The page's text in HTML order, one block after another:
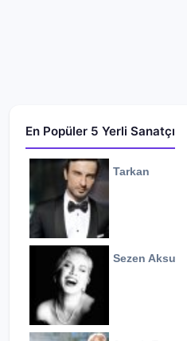
En Popüler 5 Yerli Sanatçı
Tarkan
Sezen Aksu